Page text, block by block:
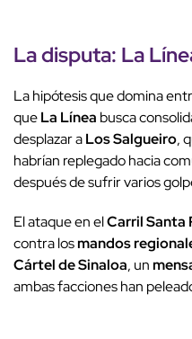
La disputa: La
La hipótesis que domina
queLa Línea busca
desplazar aLos Salgueiro,
habrían replegado hacia
después de sufrir varios
El ataque en elCarril Santa
contra losmandos
Cártel de Sinaloa, un
ambas facciones han